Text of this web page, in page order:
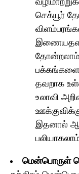
செக்யூர்
தவறாக
உலாவி
இதனால்
மென்பொருள்